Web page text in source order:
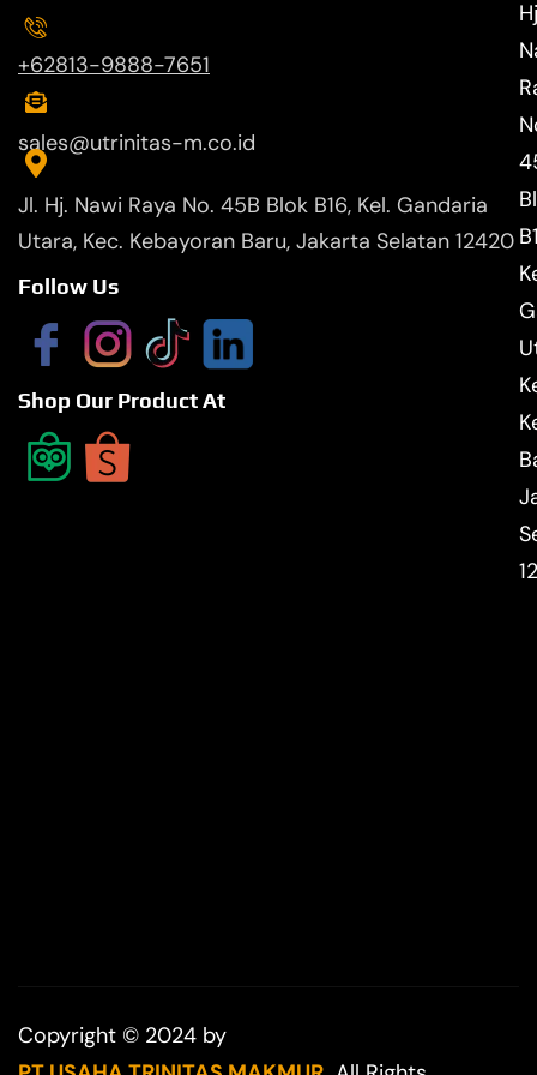
+62813-9888-7651
sales@utrinitas-m.co.id
Jl. Hj. Nawi Raya No. 45B Blok B16, Kel. Gandaria
Utara, Kec. Kebayoran Baru, Jakarta Selatan 12420
Follow Us
Shop Our Product At
Copyright © 2024 by